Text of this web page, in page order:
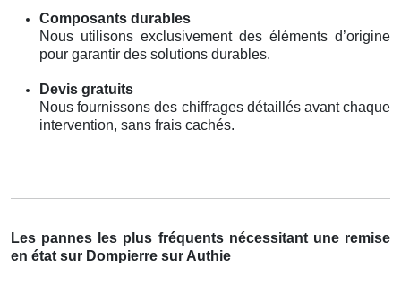
Composants durables
Nous utilisons exclusivement des éléments d’origine
pour garantir des solutions durables.
Devis gratuits
Nous fournissons des chiffrages détaillés avant chaque
intervention, sans frais cachés.
Les pannes les plus fréquents nécessitant une remise
en état sur Dompierre sur Authie